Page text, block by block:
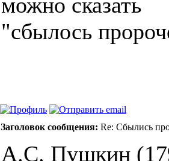
"сбылось
Заголовок сообщения: Re: Сбылись
А.С. Пушкин